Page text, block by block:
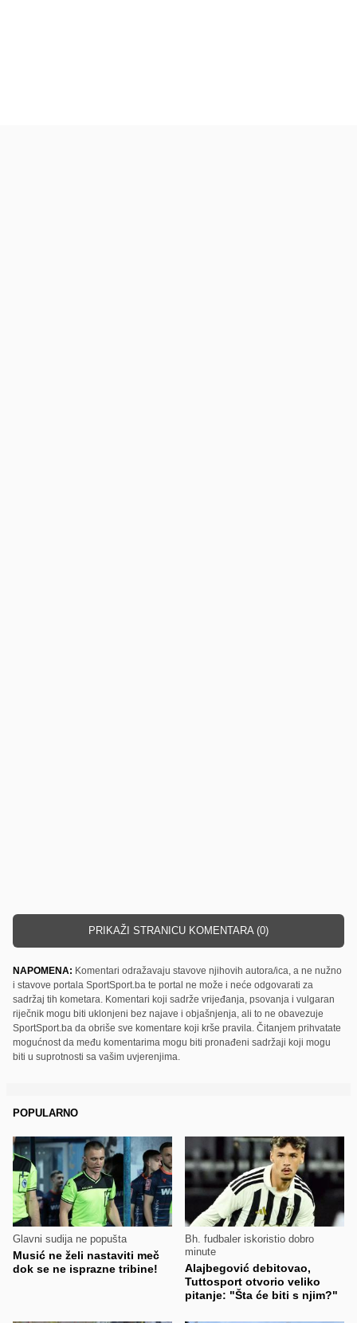
PRIKAŽI STRANICU KOMENTARA (0)
NAPOMENA: Komentari odražavaju stavove njihovih autora/ica, a ne nužno
i stavove portala SportSport.ba te portal ne može i neće odgovarati za
sadržaj tih kometara. Komentari koji sadrže vrijeđanja, psovanja i vulgaran
riječnik mogu biti uklonjeni bez najave i objašnjenja, ali to ne obavezuje
SportSport.ba da obriše sve komentare koji krše pravila. Čitanjem prihvatate
mogućnost da među komentarima mogu biti pronađeni sadržaji koji mogu
biti u suprotnosti sa vašim uvjerenjima.
POPULARNO
Glavni sudija ne popušta
Musić ne želi nastaviti meč
dok se ne isprazne tribine!
Bh. fudbaler iskoristio dobro
minute
Alajbegović debitovao,
Tuttosport otvorio veliko
pitanje: "Šta će biti s njim?"